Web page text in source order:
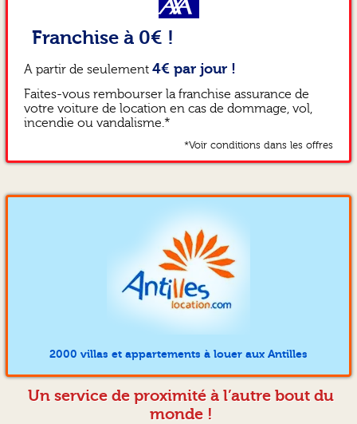
Franchise à 0€ !
A partir de seulement 4€ par jour !
Faites-vous rembourser la franchise assurance de
votre voiture de location en cas de dommage, vol,
incendie ou vandalisme.*
*Voir conditions dans les offres
2000 villas et appartements à louer aux Antilles
Un service de proximité à l’autre bout du
monde !